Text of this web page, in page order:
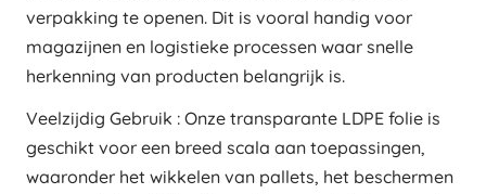
verpakking te openen. Dit is vooral handig voor
magazijnen en logistieke processen waar snelle
herkenning van producten belangrijk is.
Veelzijdig Gebruik : Onze transparante LDPE folie is
geschikt voor een breed scala aan toepassingen,
waaronder het wikkelen van pallets, het beschermen